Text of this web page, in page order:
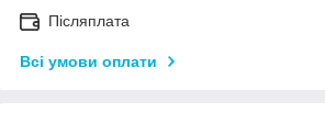
Післяплата
Всі умови оплати